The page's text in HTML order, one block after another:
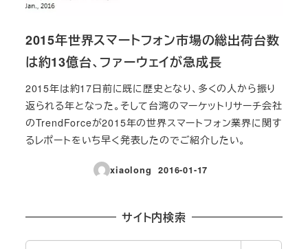
2015年世界スマートフォン市場の総出荷台数
は約13億台、ファーウェイが急成長
2015年は約17日前に既に歴史となり、多くの人から振り
返られる年となった。そして台湾のマーケットリサーチ会社
のTrendForceが2015年の世界スマートフォン業界に関す
るレポートをいち早く発表したのでご紹介したい。
xiaolong
投稿日
2016-01-17
サイト内検索